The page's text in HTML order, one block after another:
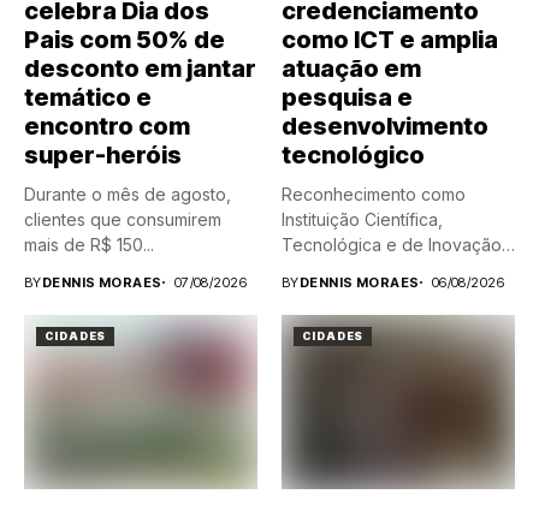
celebra Dia dos
Pais com 50% de
desconto em jantar
temático e
encontro com
super-heróis
Durante o mês de agosto,
clientes que consumirem
mais de R$ 150...
BYDENNIS MORAES 07/08/2026
credenciamento
como ICT e amplia
atuação em
pesquisa e
desenvolvimento
tecnológico
Reconhecimento como
Instituição Científica,
Tecnológica e de Inovação
BYDENNIS MORAES 06/08/2026
CIDADES CIDADES